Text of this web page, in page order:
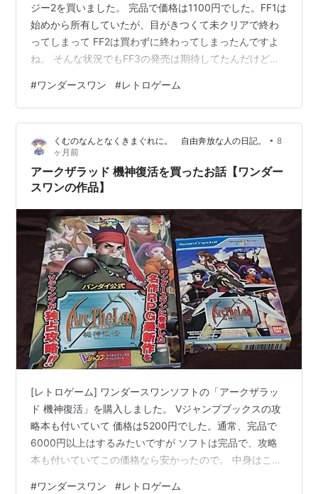
ジー2を買いました。 完品で価格は1100円でした。FF1は
始めから所有していたが、目がきつくて未クリアで終わ
ってしまって FF2は買わずに終わってしまったんですよ
ね。 そんな状況でもFF3の発売は期待してたんだけど
話だからなあ。 出て欲しかったです。 中身。説明書とハ
ガキが付いています。 箱はちょっとへこんでます。 品質
は箱だけやや悪い感じですね。 起動は一発成功。 ロード
ゲームの選択があるので、セーブデータは生き残ってい
ます。 やっぱりワンダースワンは電池の寿命長いなあと
思う。ヨーゼ…
#ワンダースワン #レトロゲーム
くむのなんとなくきまぐれに。 自由奔放な人の日記。 • 8
ヶ月前
アークザラッド 機神復活を買ったお話【ワンダー
スワンの作品】
[レトロゲーム] ワンダースワンソフトの「アークザラッ
ド 機神復活」を購入しました。 Vジャンプブックスの攻
略本も付いていて 価格は5200円でした。通常、完品で
6000円以上はするみたいですが ソフトは完品で、攻略
本も付いていてこの価格なら安かったので。 中身はこん
#ワンダースワン #レトロゲーム